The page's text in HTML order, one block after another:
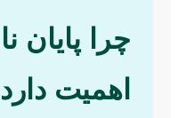
چرا پایان
اهمیت دارد؟